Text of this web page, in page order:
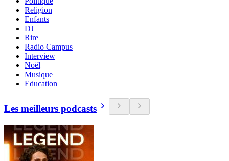
Religion
Enfants
DJ
Rire
Radio Campus
Interview
Noël
Musique
Education
Les meilleurs podcasts